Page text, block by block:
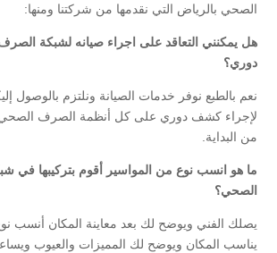
الصحي بالرياض التي نقدمها من شركتنا ومنها:
هل يمكنني التعاقد على اجراء صيانه لشبكة
دوري؟
نعم بالطبع نوفر خدمات الصيانة ونلتزم بالوصول
لإجراء كشف دوري على كل أنظمة الصرف
من البداية.
ما هو انسب نوع من المواسير أقوم بتركيبها في
الصحي؟
يصلك الفني ويوضح لك بعد معاينة المكان أنسب
يناسب المكان ويوضح لك المميزات والعيوب